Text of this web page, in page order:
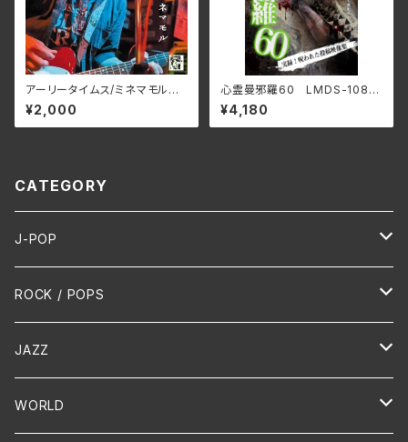
アーリータイムス/ミネマモル
SSRC-010(仕様:CD)
¥2,000
心霊曼邪羅60 LMDS-108
(仕様:DVD)
¥4,180
CATEGORY
J-POP
HR/HM
演歌 / 歌謡曲
PUNK/HARDCORE
ROCK / POPS
Oldies
HR/HM
JAZZ
Vocal
WORLD